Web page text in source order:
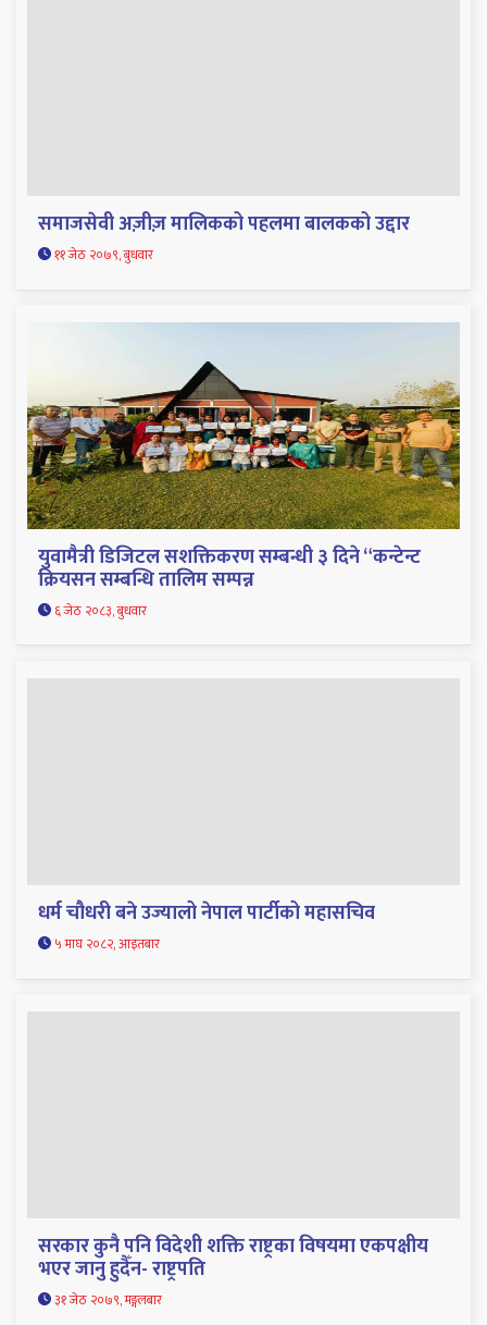
समाजसेवी अज़ीज़ मालिकको पहलमा बालकको उद्दार
११ जेठ २०७९, बुधवार
युवामैत्री डिजिटल सशक्तिकरण सम्बन्धी ३ दिने “कन्टेन्ट
क्रियसन सम्बन्धि तालिम सम्पन्न
६ जेठ २०८३, बुधवार
धर्म चौधरी बने उज्यालो नेपाल पार्टीको महासचिव
५ माघ २०८२, आइतबार
सरकार कुनै पनि विदेशी शक्ति राष्ट्रका विषयमा एकपक्षीय
भएर जानु हुदैँन- राष्ट्रपति
३१ जेठ २०७९, मङ्गलबार